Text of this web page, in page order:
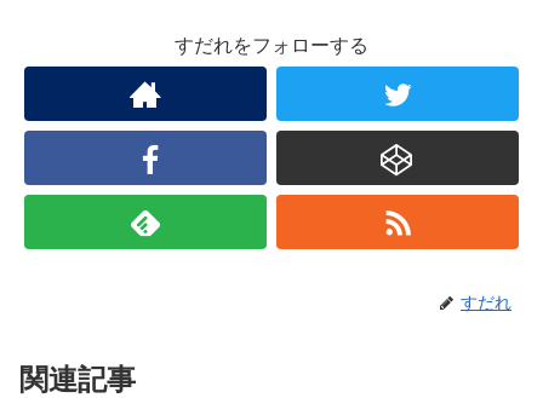
すだれをフォローする
すだれ
関連記事